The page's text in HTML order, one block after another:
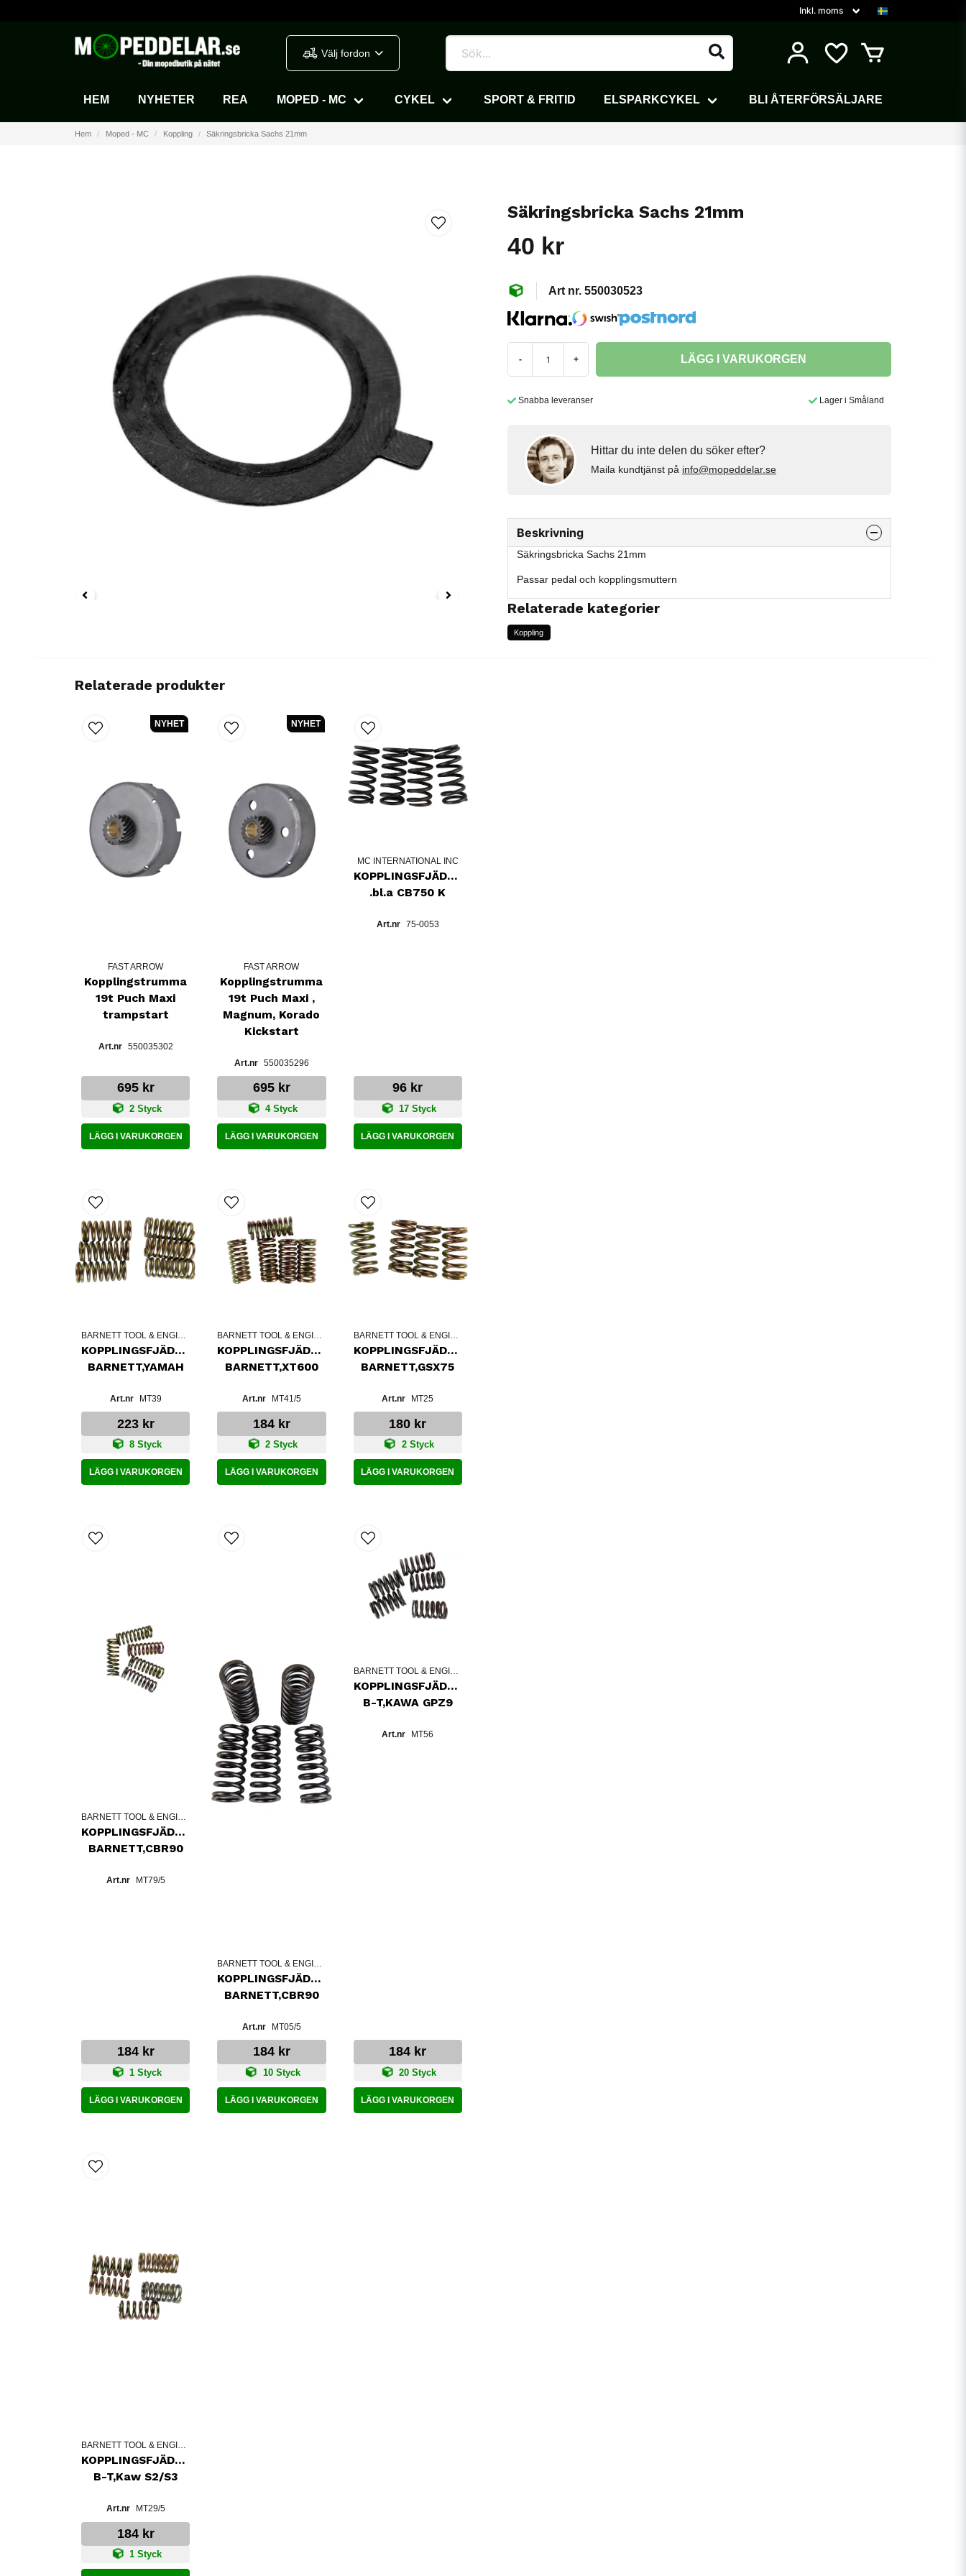
Välj fordon
HEM NYHETER REA MOPED - MC CYKEL SPORT & FRITID ELSPARKCYKEL BLI ÅTERFÖRSÄLJARE
Hem Moped - MC Koppling Säkringsbricka Sachs 21mm
Säkringsbricka Sachs 21mm
40 kr
550030523
- + LÄGG I VARUKORGEN
Snabba leveranser Lager i Småland
Hittar du inte delen du söker efter?
Maila kundtjänst på info@mopeddelar.se
Beskrivning
Säkringsbricka Sachs 21mm
Passar pedal och kopplingsmuttern
Relaterade kategorier
Koppling
Relaterade produkter
FAST ARROW
Kopplingstrumma
19t Puch Maxi
trampstart
550035302
695 kr
2 Styck
LÄGG I VARUKORGEN
NYHET
FAST ARROW
Kopplingstrumma
19t Puch Maxi ,
Magnum, Korado
Kickstart
550035296
695 kr
4 Styck
LÄGG I VARUKORGEN
NYHET
MC INTERNATIONAL INC
KOPPLINGSFJÄDRAR
.bl.a CB750 K
75-0053
96 kr
17 Styck
LÄGG I VARUKORGEN
BARNETT TOOL & ENGINEERING
KOPPLINGSFJÄDRAR
BARNETT,YAMAH
MT39
223 kr
8 Styck
LÄGG I VARUKORGEN
BARNETT TOOL & ENGINEERING
KOPPLINGSFJÄDRAR
BARNETT,XT600
MT41/5
184 kr
2 Styck
LÄGG I VARUKORGEN
BARNETT TOOL & ENGINEERING
KOPPLINGSFJÄDRAR
BARNETT,GSX75
MT25
180 kr
2 Styck
LÄGG I VARUKORGEN
BARNETT TOOL & ENGINEERING
KOPPLINGSFJÄDRAR
BARNETT,CBR90
MT79/5
184 kr
1 Styck
LÄGG I VARUKORGEN
KOPPLINGSFJÄDRAR
BARNETT,CBR90
MT05/5
184 kr
10 Styck
LÄGG I VARUKORGEN
BARNETT TOOL & ENGINEERING
KOPPLINGSFJÄDRAR
B-T,KAWA GPZ9
MT56
184 kr
20 Styck
LÄGG I VARUKORGEN
BARNETT TOOL & ENGINEERING
KOPPLINGSFJÄDRAR
B-T,Kaw S2/S3
MT29/5
184 kr
1 Styck